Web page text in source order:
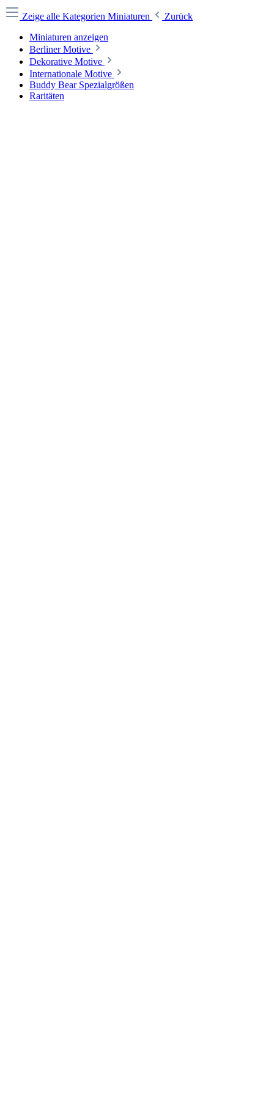
Zeige alle Kategorien Miniaturen
Zurück
Miniaturen anzeigen
Berliner Motive
Dekorative Motive
Internationale Motive
Buddy Bear Spezialgrößen
Raritäten